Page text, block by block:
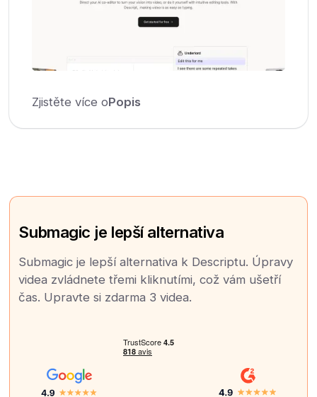
Zjistěte více oPopis
Submagic je lepší alternativa
Submagic je lepší alternativa k Descriptu. Úpravy
videa zvládnete třemi kliknutími, což vám ušetří
čas. Upravte si zdarma 3 videa.